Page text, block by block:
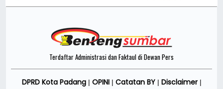
Terdaftar Administrasi dan Faktaul di Dewan Pers
DPRD Kota Padang| OPINI| Catatan BY| Disclaimer|